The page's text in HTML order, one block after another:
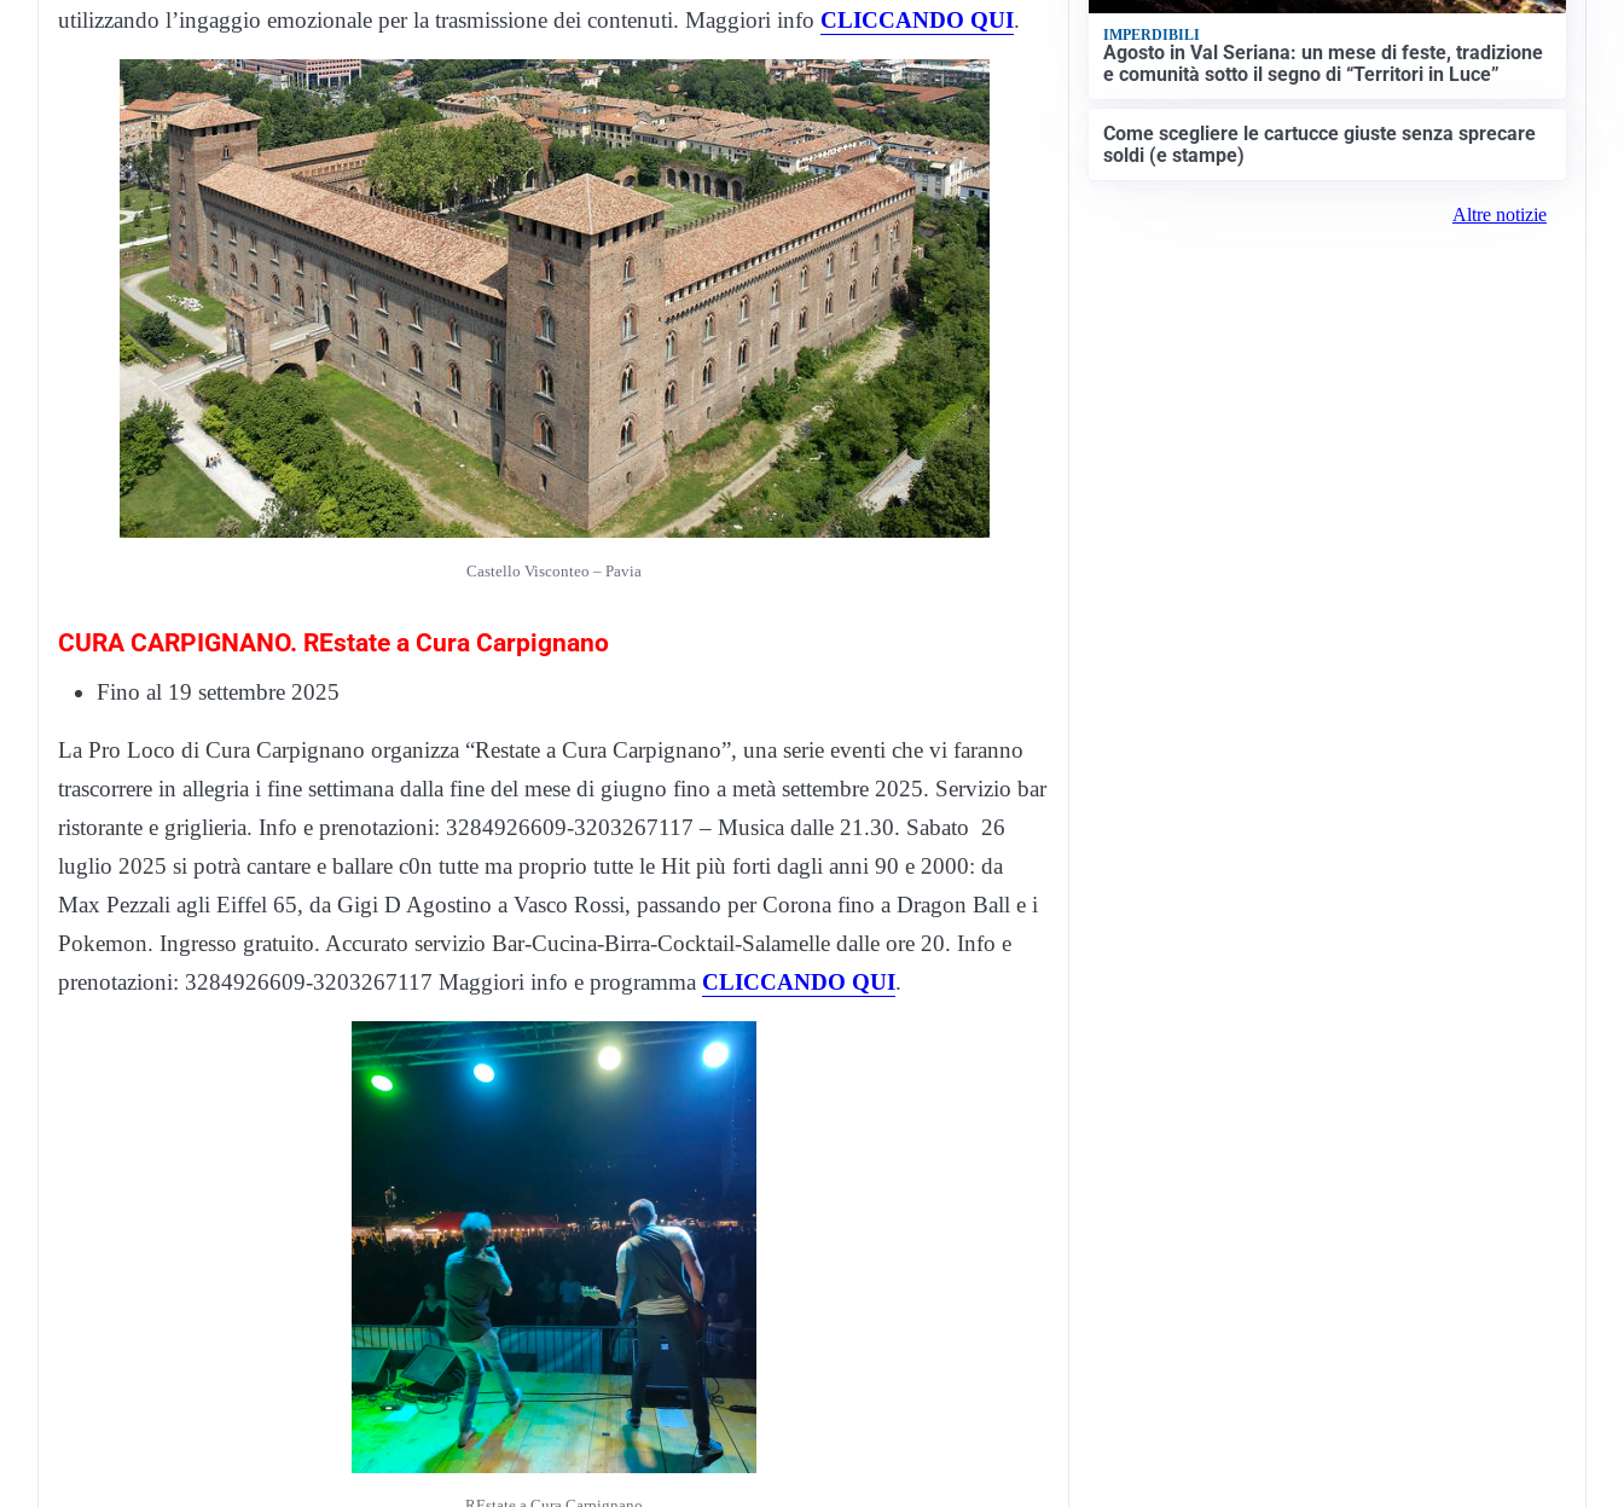
utilizzando l’ingaggio emozionale per la trasmissione dei contenuti. Maggiori info CLICCANDO QUI.
Castello Visconteo – Pavia
CURA CARPIGNANO. REstate a Cura Carpignano
Fino al 19 settembre 2025
La Pro Loco di Cura Carpignano organizza “Restate a Cura Carpignano”, una serie eventi che vi faranno
trascorrere in allegria i fine settimana dalla fine del mese di giugno fino a metà settembre 2025. Servizio bar
ristorante e griglieria. Info e prenotazioni: 3284926609-3203267117 – Musica dalle 21.30. Sabato 26
luglio 2025 si potrà cantare e ballare c0n tutte ma proprio tutte le Hit più forti dagli anni 90 e 2000: da
Max Pezzali agli Eiffel 65, da Gigi D Agostino a Vasco Rossi, passando per Corona fino a Dragon Ball e i
Pokemon. Ingresso gratuito. Accurato servizio Bar-Cucina-Birra-Cocktail-Salamelle dalle ore 20. Info e
prenotazioni: 3284926609-3203267117 Maggiori info e programma CLICCANDO QUI.
IMPERDIBILI
Agosto in Val Seriana: un mese di feste, tradizione
e comunità sotto il segno di “Territori in Luce”
Come scegliere le cartucce giuste senza sprecare
soldi (e stampe)
Altre notizie